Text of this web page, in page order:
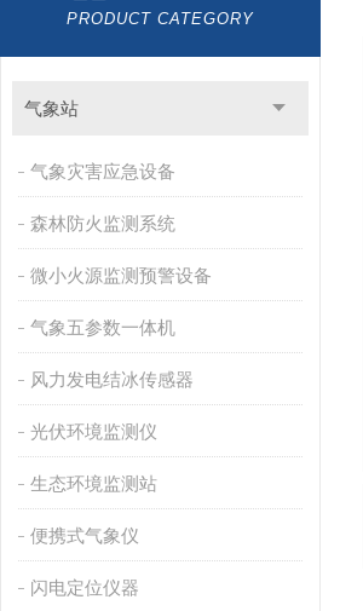
PRODUCT CATEGORY
气象站
气象灾害应急设备
森林防火监测系统
微小火源监测预警设备
气象五参数一体机
风力发电结冰传感器
光伏环境监测仪
生态环境监测站
便携式气象仪
闪电定位仪器